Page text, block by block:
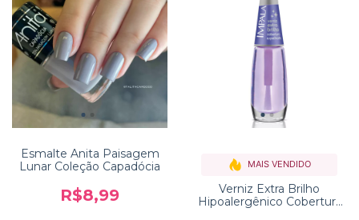
Esmalte Anita Paisagem
Lunar Coleção Capadócia
R$8,99
MAIS VENDIDO
Verniz Extra Brilho
Hipoalergênico Cobertura